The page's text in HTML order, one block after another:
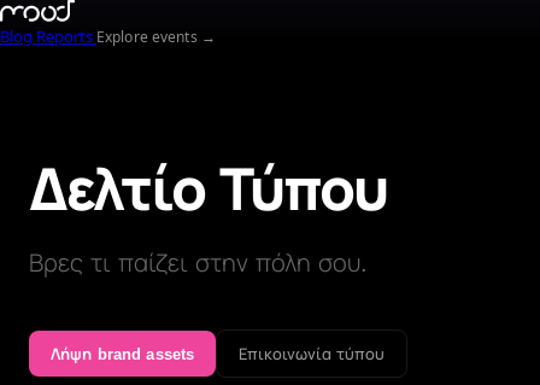
Blog Reports Explore events →
Δελτίο Τύπου
Βρες τι παίζει στην πόλη σου.
Λήψη brand assets Επικοινωνία τύπου